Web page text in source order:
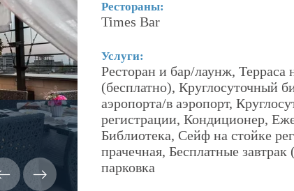
Рестораны:
Times Bar
Услуги:
Ресторан и бар/лаунж,
(бесплатно), Круглосуточный
аэропорта/в аэропорт,
регистрации, Кондиционер,
Библиотека, Сейф на стойке
прачечная, Бесплатные
парковка